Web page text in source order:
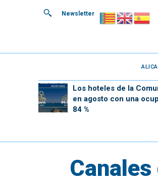
Newsletter
Los hoteles de la
en agosto con una
84 %